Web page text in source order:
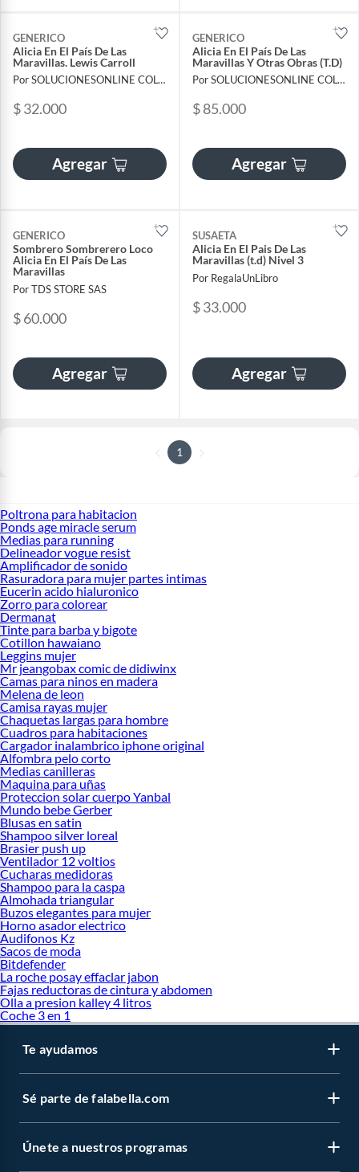
GENERICO
Alicia En El País De Las
Maravillas. Lewis Carroll
Por SOLUCIONESONLINE COLOMBIA SAS
$ 32.000
Agregar
GENERICO
Alicia En El País De Las
Maravillas Y Otras Obras (T.D)
Por SOLUCIONESONLINE COLOMBIA SAS
$ 85.000
Agregar
GENERICO
Sombrero Sombrerero Loco
Alicia En El País De Las
Maravillas
Por TDS STORE SAS
$ 60.000
Agregar
SUSAETA
Alicia En El Pais De Las
Maravillas (t.d) Nivel 3
Por RegalaUnLibro
$ 33.000
Agregar
1
Poltrona para habitacion
Ponds age miracle serum
Medias para running
Delineador vogue resist
Amplificador de sonido
Rasuradora para mujer partes intimas
Eucerin acido hialuronico
Zorro para colorear
Dermanat
Tinte para barba y bigote
Cotillon hawaiano
Leggins mujer
Mr jeangobax comic de didiwinx
Camas para ninos en madera
Melena de leon
Camisa rayas mujer
Chaquetas largas para hombre
Cuadros para habitaciones
Cargador inalambrico iphone original
Alfombra pelo corto
Medias canilleras
Maquina para uñas
Proteccion solar cuerpo Yanbal
Mundo bebe Gerber
Blusas en satin
Shampoo silver loreal
Brasier push up
Ventilador 12 voltios
Cucharas medidoras
Shampoo para la caspa
Almohada triangular
Buzos elegantes para mujer
Horno asador electrico
Audifonos Kz
Sacos de moda
Bitdefender
La roche posay effaclar jabon
Fajas reductoras de cintura y abdomen
Olla a presion kalley 4 litros
Coche 3 en 1
Te ayudamos
Sé parte de falabella.com
Únete a nuestros programas